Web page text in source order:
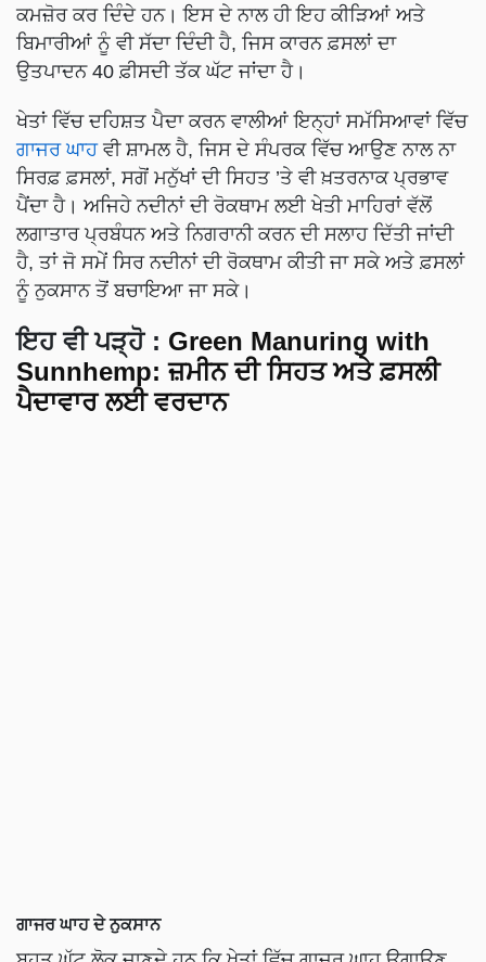
ਕਮਜ਼ੋਰ ਕਰ ਦਿੰਦੇ ਹਨ। ਇਸ ਦੇ ਨਾਲ ਹੀ ਇਹ ਕੀੜਿਆਂ ਅਤੇ
ਬਿਮਾਰੀਆਂ ਨੂੰ ਵੀ ਸੱਦਾ ਦਿੰਦੀ ਹੈ, ਜਿਸ ਕਾਰਨ ਫ਼ਸਲਾਂ ਦਾ
ਉਤਪਾਦਨ 40 ਫ਼ੀਸਦੀ ਤੱਕ ਘੱਟ ਜਾਂਦਾ ਹੈ।
ਖੇਤਾਂ ਵਿੱਚ ਦਹਿਸ਼ਤ ਪੈਦਾ ਕਰਨ ਵਾਲੀਆਂ ਇਨ੍ਹਾਂ ਸਮੱਸਿਆਵਾਂ ਵਿੱਚ
ਗਾਜਰ ਘਾਹਵੀ ਸ਼ਾਮਲ ਹੈ, ਜਿਸ ਦੇ ਸੰਪਰਕ ਵਿੱਚ ਆਉਣ ਨਾਲ ਨਾ
ਸਿਰਫ਼ ਫ਼ਸਲਾਂ, ਸਗੋਂ ਮਨੁੱਖਾਂ ਦੀ ਸਿਹਤ ’ਤੇ ਵੀ ਖ਼ਤਰਨਾਕ ਪ੍ਰਭਾਵ
ਪੈਂਦਾ ਹੈ। ਅਜਿਹੇ ਨਦੀਨਾਂ ਦੀ ਰੋਕਥਾਮ ਲਈ ਖੇਤੀ ਮਾਹਿਰਾਂ ਵੱਲੋਂ
ਲਗਾਤਾਰ ਪ੍ਰਬੰਧਨ ਅਤੇ ਨਿਗਰਾਨੀ ਕਰਨ ਦੀ ਸਲਾਹ ਦਿੱਤੀ ਜਾਂਦੀ
ਹੈ, ਤਾਂ ਜੋ ਸਮੇਂ ਸਿਰ ਨਦੀਨਾਂ ਦੀ ਰੋਕਥਾਮ ਕੀਤੀ ਜਾ ਸਕੇ ਅਤੇ ਫ਼ਸਲਾਂ
ਨੂੰ ਨੁਕਸਾਨ ਤੋਂ ਬਚਾਇਆ ਜਾ ਸਕੇ।
ਇਹ ਵੀ ਪੜ੍ਹੋ : Green Manuring with
Sunnhemp: ਜ਼ਮੀਨ ਦੀ ਸਿਹਤ ਅਤੇ ਫ਼ਸਲੀ
ਪੈਦਾਵਾਰ ਲਈ ਵਰਦਾਨ
ਗਾਜਰ ਘਾਹ ਦੇ ਨੁਕਸਾਨ